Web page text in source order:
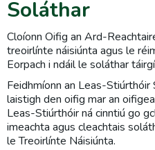
Soláthar
Cloíonn Oifig an Ard-
treoirlínte náisiúnta agus le
Eorpach i ndáil le soláthar
Feidhmíonn an Leas-Stiúrthóir
laistigh den oifig mar an
Leas-Stiúrthóir ná cinntiú go
imeachta agus cleachtais
le Treoirlínte Náisiúnta.